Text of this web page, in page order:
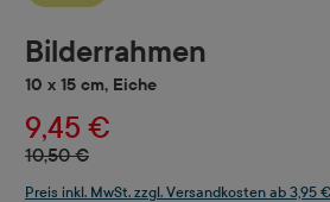
Bilderrahmen
10 x 15 cm, Eiche
9,45 €
10,50 €
Preis inkl. MwSt. zzgl. Versandkosten ab 3,95